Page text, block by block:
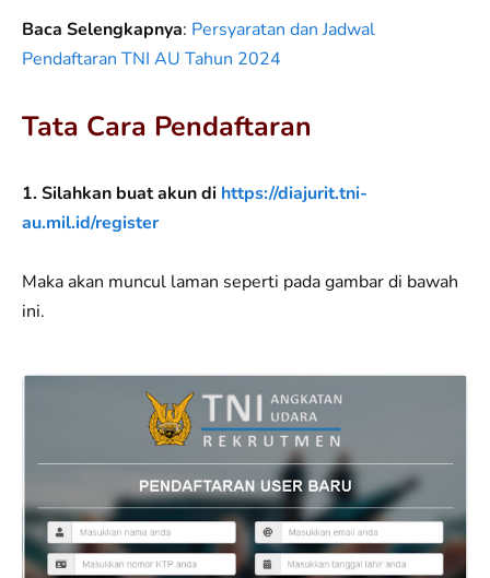
Baca Selengkapnya: Persyaratan dan Jadwal
Pendaftaran TNI AU Tahun 2024
Tata Cara Pendaftaran
1. Silahkan buat akun di https://diajurit.tni-
au.mil.id/register
Maka akan muncul laman seperti pada gambar di bawah
ini.